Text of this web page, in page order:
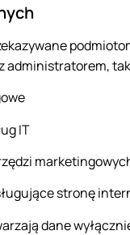
administratorem,
IT
stronę
dane